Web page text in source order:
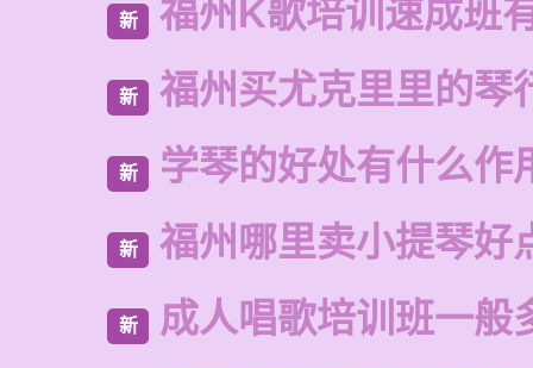
新 福州K歌培训速成班
新 福州买尤克里里的琴
新 学琴的好处有什么作
新 福州哪里卖小提琴好
新 成人唱歌培训班一般